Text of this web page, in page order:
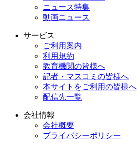
ニュース特集
動画ニュース
サービス
ご利用案内
利用規約
教育機関の皆様へ
記者・マスコミの皆様へ
本サイトをご利用の皆様へ
配信先一覧
会社情報
会社概要
プライバシーポリシー